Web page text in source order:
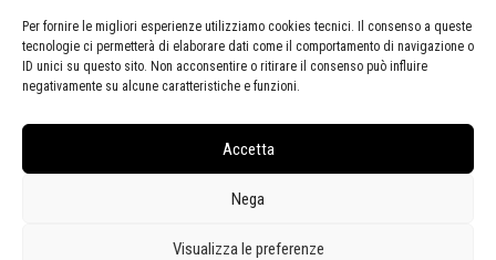
Per fornire le migliori esperienze utilizziamo cookies tecnici. Il consenso a queste
tecnologie ci permetterà di elaborare dati come il comportamento di navigazione o
ID unici su questo sito. Non acconsentire o ritirare il consenso può influire
negativamente su alcune caratteristiche e funzioni.
Accetta
Nega
Visualizza le preferenze
Tel:
+39 0584 944580
(orario 09.00/13.00)
Email:gamc@comune.viareggio.lu.it
Segnalazione di inaccessibilità